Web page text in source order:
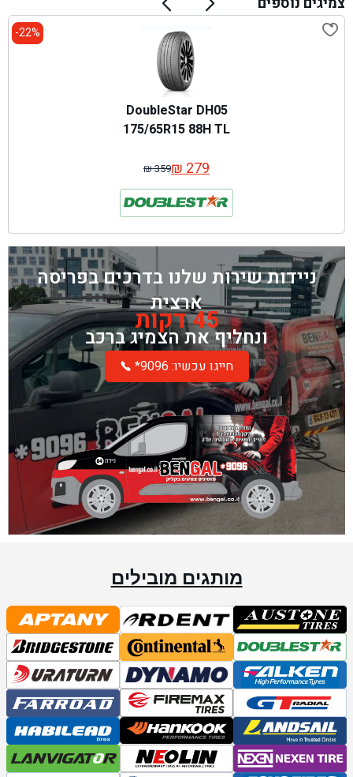
22%-
DoubleStar DH05
175/65R15 88H TL
₪359
המחיר
המקורי
היה:
₪ 359.
₪279 המחיר
הנוכחי
הוא:
₪ 279.
ניידות שירות שלנו בדרכים בפריסה
ארצית
45 דקות
ונחליף את הצמיג ברכב
*חייגו עכשיו: 9096
מותגים מובילים